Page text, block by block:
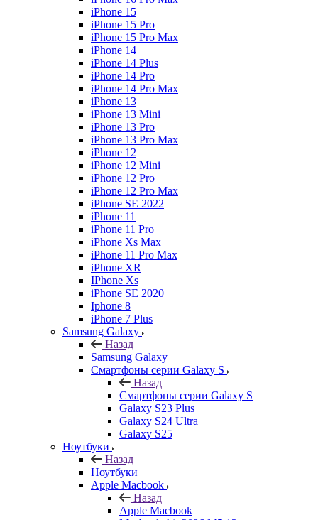
iPhone 15
iPhone 15 Pro
iPhone 15 Pro Max
iPhone 14
iPhone 14 Plus
iPhone 14 Pro
iPhone 14 Pro Max
iPhone 13
iPhone 13 Mini
iPhone 13 Pro
iPhone 13 Pro Max
iPhone 12
iPhone 12 Mini
iPhone 12 Pro
iPhone 12 Pro Max
iPhone SE 2022
iPhone 11
iPhone 11 Pro
iPhone Xs Max
iPhone 11 Pro Max
iPhone XR
IPhone Xs
iPhone SE 2020
Iphone 8
iPhone 7 Plus
Samsung Galaxy
Назад
Samsung Galaxy
Смартфоны серии Galaxy S
Назад
Смартфоны серии Galaxy S
Galaxy S23 Plus
Galaxy S24 Ultra
Galaxy S25
Ноутбуки
Назад
Ноутбуки
Apple Macbook
Назад
Apple Macbook